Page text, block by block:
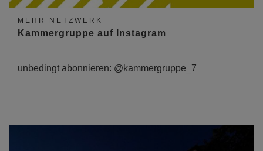
MEHR NETZWERK
Kammergruppe auf Instagram
unbedingt abonnieren: @kammergruppe_7